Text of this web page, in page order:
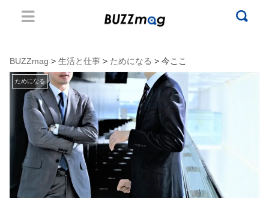
BUZZmag > 生活と仕事 > ためになる > 今ここ
ためになる